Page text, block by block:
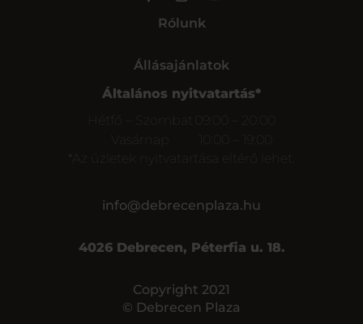
Rólunk
Állásajánlatok
Általános nyitvatartás*
Hétfő – Szombat
09:00 – 20:00
Vasárnap
*Az üzletek nyitvatartása eltérő lehet.
info@debrecenplaza.hu
4026 Debrecen, Péterfia u. 18.
Copyright 2021
© Debrecen Plaza